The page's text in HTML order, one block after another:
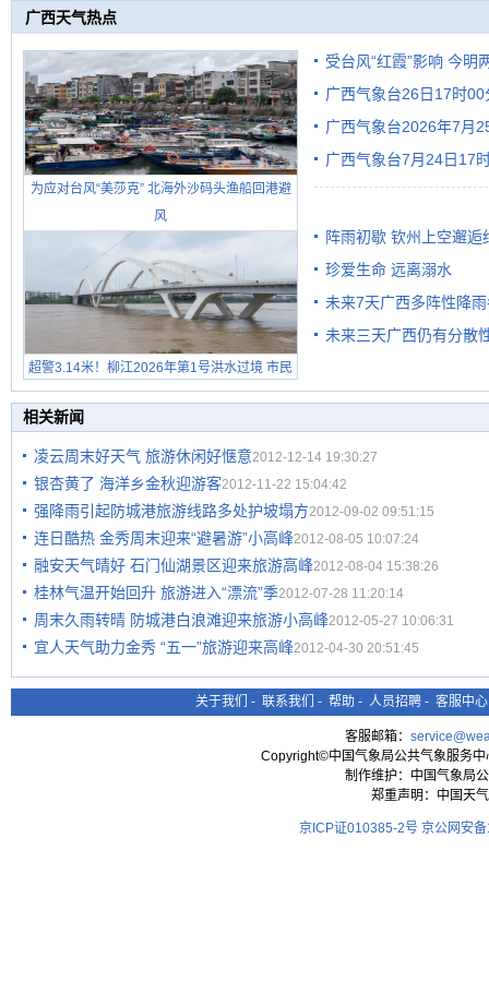
广西天气热点
为应对台风“美莎克” 北海外沙码头渔船回港避
风
超警3.14米！柳江2026年第1号洪水过境 市民
在堤岸见证汛况
受台风“红霞”影响 今明
有较强降雨
广西气象台26日17时
广西气象台2026年7月
级预警
广西气象台7月24日17
阵雨初歇 钦州上空邂逅
珍爱生命 远离溺水
未来7天广西多阵性降
未来三天广西仍有分散
相关新闻
凌云周末好天气 旅游休闲好惬意2012-12-14 19:30:27
银杏黄了 海洋乡金秋迎游客2012-11-22 15:04:42
强降雨引起防城港旅游线路多处护坡塌方2012-09-02 09:51:15
连日酷热 金秀周末迎来“避暑游”小高峰2012-08-05 10:07:24
融安天气晴好 石门仙湖景区迎来旅游高峰2012-08-04 15:38:26
桂林气温开始回升 旅游进入“漂流”季2012-07-28 11:20:14
周末久雨转晴 防城港白浪滩迎来旅游小高峰2012-05-27 10:06:31
宜人天气助力金秀 “五一”旅游迎来高峰2012-04-30 20:51:45
关于我们 - 联系我们 - 帮助 - 人员招聘 - 客服中心
客服邮箱：
Copyright©中国气象局公共气象服务
制作维护：中国气象局
郑重声明：中国天
京ICP证010385-2号 京公网安